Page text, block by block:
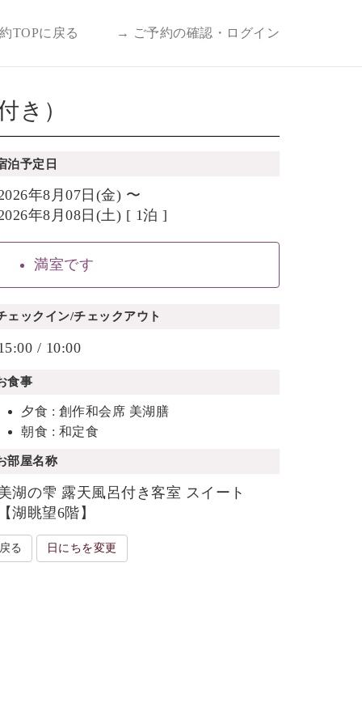
TOPに戻る → ご予約の確認・ログイン
き）
泊予定日
年8月07日(金) 〜
年8月08日(土) [ 1泊 ]
満室です
ェックイン/チェックアウト
/ 10:00
食事
夕食 : 創作和会席 美湖膳
朝食 : 和定食
部屋名称
湖の雫 露天風呂付き客室 スイート
【湖眺望6階】
戻る 日にちを変更